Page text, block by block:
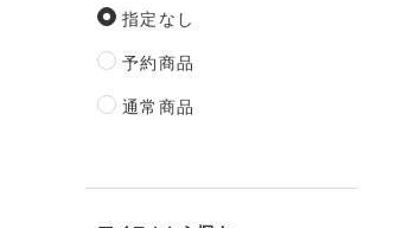
指定なし
予約商品
通常商品